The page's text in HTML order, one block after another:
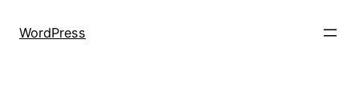
WordPress